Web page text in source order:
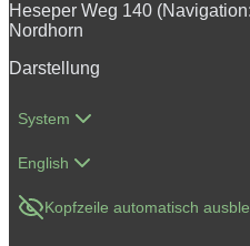
Heseper Weg 140
Nordhorn
Darstellung
System
English
Kopfzeile automatisch